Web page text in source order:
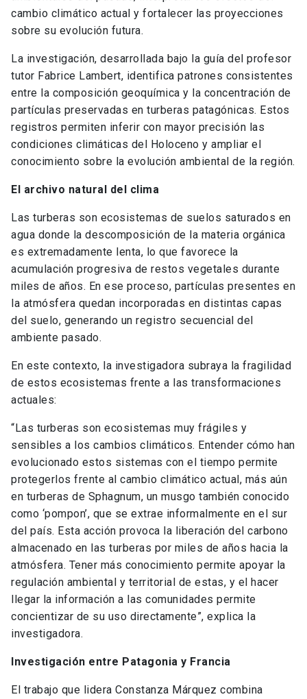
cambio climático actual y fortalecer las proyecciones
sobre su evolución futura.
La investigación, desarrollada bajo la guía del profesor
tutor Fabrice Lambert, identifica patrones consistentes
entre la composición geoquímica y la concentración de
partículas preservadas en turberas patagónicas. Estos
registros permiten inferir con mayor precisión las
condiciones climáticas del Holoceno y ampliar el
conocimiento sobre la evolución ambiental de la región.
El archivo natural del clima
Las turberas son ecosistemas de suelos saturados en
agua donde la descomposición de la materia orgánica
es extremadamente lenta, lo que favorece la
acumulación progresiva de restos vegetales durante
miles de años. En ese proceso, partículas presentes en
la atmósfera quedan incorporadas en distintas capas
del suelo, generando un registro secuencial del
ambiente pasado.
En este contexto, la investigadora subraya la fragilidad
de estos ecosistemas frente a las transformaciones
actuales:
“Las turberas son ecosistemas muy frágiles y
sensibles a los cambios climáticos. Entender cómo han
evolucionado estos sistemas con el tiempo permite
protegerlos frente al cambio climático actual, más aún
en turberas de Sphagnum, un musgo también conocido
como ‘pompon’, que se extrae informalmente en el sur
del país. Esta acción provoca la liberación del carbono
almacenado en las turberas por miles de años hacia la
atmósfera. Tener más conocimiento permite apoyar la
regulación ambiental y territorial de estas, y el hacer
llegar la información a las comunidades permite
concientizar de su uso directamente”, explica la
investigadora.
Investigación entre Patagonia y Francia
El trabajo que lidera Constanza Márquez combina